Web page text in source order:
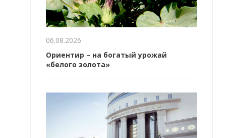
06.08.2026
Ориентир – на богатый урожай
«белого золота»